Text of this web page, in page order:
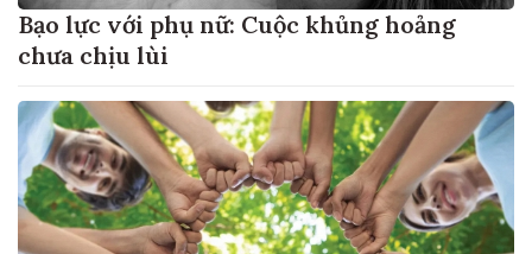
Bạo lực với phụ nữ: Cuộc khủng hoảng
chưa chịu lùi